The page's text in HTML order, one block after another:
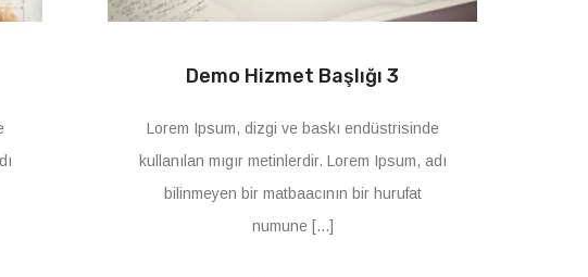
Demo Hizmet Başlığı 3
Lorem Ipsum, dizgi ve baskı endüstrisinde
kullanılan mıgır metinlerdir. Lorem Ipsum, adı
bilinmeyen bir matbaacının bir hurufat
numune [...]